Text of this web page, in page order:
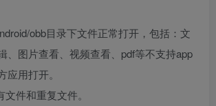
obb目录下文件正常打开，包括：文
、图片查看、视频查看、pdf等不支持app
用打开。
件和重复文件。